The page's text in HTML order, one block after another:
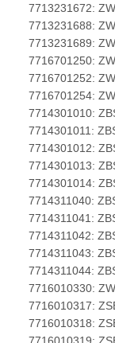
7713231672:
7713231688:
7713231689:
7716701250:
7716701252:
7716701254:
7714301010:
7714301011:
7714301012:
7714301013:
7714301014:
7714311040:
7714311041:
7714311042:
7714311043:
7714311044:
7716010330:
7716010317:
7716010318:
7716010319: